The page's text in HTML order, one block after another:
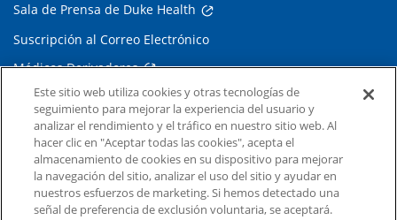
Sala de Prensa de Duke Health
Suscripción al Correo Electrónico
Médicos Derivadores
Enlaces relacionados
Duke Cancer Institute
Duke Children's
Duke School of Medicine
Este sitio web utiliza cookies y otras tecnologías de
seguimiento para mejorar la experiencia del usuario y
analizar el rendimiento y el tráfico en nuestro sitio web. Al
hacer clic en "Aceptar todas las cookies", acepta el
almacenamiento de cookies en su dispositivo para mejorar
la navegación del sitio, analizar el uso del sitio y ayudar en
nuestros esfuerzos de marketing. Si hemos detectado una
señal de preferencia de exclusión voluntaria, se aceptará.